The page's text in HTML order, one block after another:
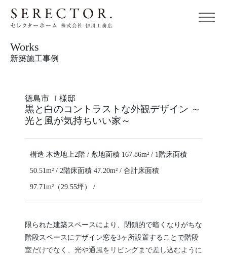
Works
新築施工事例
徳島市 Ｉ様邸
黒と白のコントラストな外観デザイン ～
光と風が気持ちいい家～
構造 木造地上2階 / 敷地面積 167.86m² / 1階床面積
50.51m² / 2階床面積 47.20m² / 合計床面積
97.71m²（29.55坪） /
限られた建築スペースにより、閉鎖的で暗くなりがちな
階段スペースにデザイン窓を3ヶ所設置することで階段
室だけでなく、光や通風をリビングまで差し込むように